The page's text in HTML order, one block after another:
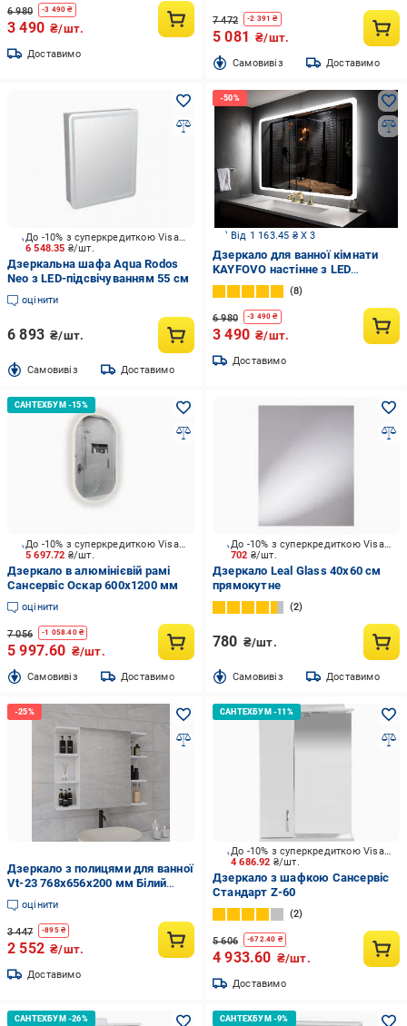
6 980 -3 490 ₴
3 490 ₴/шт.
Доставимо
7 472 -2 391 ₴
5 081 ₴/шт.
Cамовивіз Доставимо
6 548.35 ₴/шт.
До -10% з суперкредиткою Visa Вигода
Дзеркальна шафа Aqua Rodos
Neo з LED-підсвічуванням 55 см
оцінити
6 893 ₴/шт.
Cамовивіз Доставимо
Від 1 163.45 ₴ X 3
Дзеркало для ванної кімнати
KAYFOVO настінне з LED
підсвіткою і підігрівом 80х60 см
(473244589)
8
6 980 -3 490 ₴
3 490 ₴/шт.
Доставимо
5 697.72 ₴/шт.
До -10% з суперкредиткою Visa Вигода
Дзеркало в алюмінієвій рамі
Сансервіс Оскар 600х1200 мм
оцінити
7 056 -1 058.40₴
5 997.60 ₴/шт.
Cамовивіз Доставимо
702 ₴/шт.
До -10% з суперкредиткою Visa Вигода
Дзеркало Leal Glass 40х60 см
прямокутне
2
780 ₴/шт.
Cамовивіз Доставимо
Дзеркало з полицями для ванної
Vt-23 768x656x200 мм Білий
(sr25-vt23-white)
оцінити
3 447 -895₴
2 552 ₴/шт.
Доставимо
4 686.92 ₴/шт.
До -10% з суперкредиткою Visa Вигода
Дзеркало з шафкою Сансервіс
Стандарт Z-60
2
5 606 -672.40 ₴
4 933.60 ₴/шт.
Доставимо